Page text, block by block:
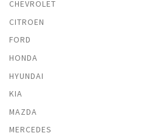
CHEVROLET
CITROEN
FORD
HONDA
HYUNDAI
KIA
MAZDA
MERCEDES